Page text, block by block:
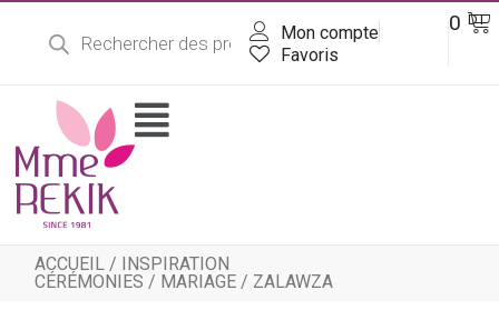
Recherche
produits
Mon compte
Favoris
0 DT
Flyout
Menu
ACCUEIL / INSPIRATION
CÉRÉMONIES / MARIAGE / ZALAWZA